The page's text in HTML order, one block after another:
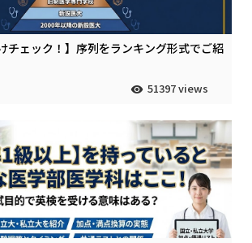
チェック！】序列をランキング形式でご紹
51397 views